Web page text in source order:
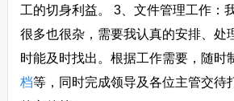
工的切身利益。 3、文件管理工作：
很多也很杂，需要我认真的安排、处
时能及时找出。根据工作需要，随时
档等，同时完成领导及各位主管交待